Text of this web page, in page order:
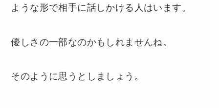
ような形で相手に話しかける人はいます。
優しさの一部なのかもしれませんね。
そのように思うとしましょう。